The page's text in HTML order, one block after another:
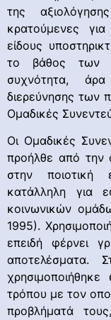
της
κρατούμενες
είδους
το βάθος των
συχνότητα,
διερεύνησης των
Ομαδικές
Οι Ομαδικές
προήλθε από την
στην ποιοτική
κατάλληλη για
κοινωνικών
1995).
επειδή φέρνει
αποτελέσματα.
τρόπου με τον
προβλήματά